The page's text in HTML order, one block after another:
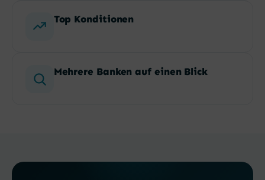
Top Konditionen
Mehrere Banken auf einen Blick